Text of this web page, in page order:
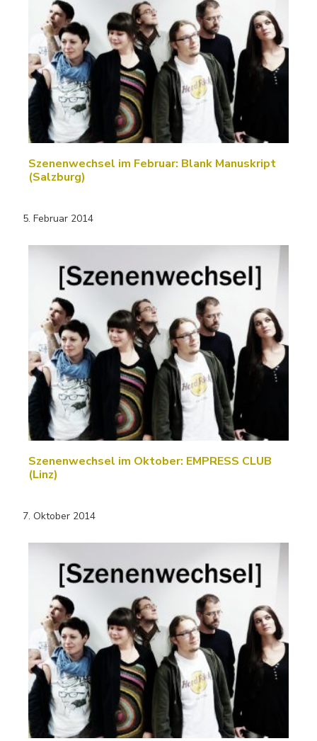
Szenenwechsel im Februar: Blank Manuskript
(Salzburg)
5. Februar 2014
Szenenwechsel im Oktober: EMPRESS CLUB
(Linz)
7. Oktober 2014